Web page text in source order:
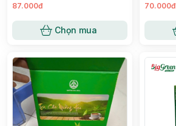
87.000đ
Chọn mua
70.000đ